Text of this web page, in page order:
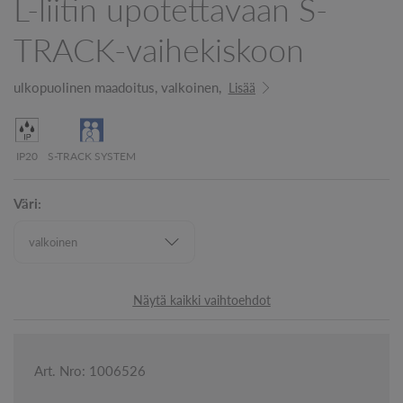
L-liitin upotettavaan S-
TRACK-vaihekiskoon
ulkopuolinen maadoitus, valkoinen, Lisää
IP20 S-TRACK SYSTEM
Väri:
Näytä kaikki vaihtoehdot
Art. Nro: 1006526